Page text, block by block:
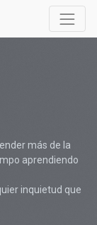
más de la
aprendiendo
inquietud que